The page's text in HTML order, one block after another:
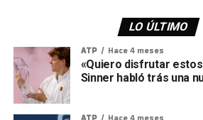
LO ÚLTIMO
ATP Hace 4 meses
«Quiero disfrutar
Sinner habló trás una